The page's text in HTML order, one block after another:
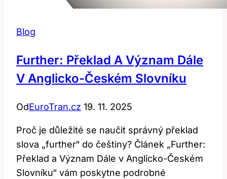
Blog
Further: Překlad A Význam Dále
V Anglicko-Českém Slovníku
OdEuroTran.cz 19. 11. 2025
Proč je důležité se naučit správný překlad
slova „further“ do češtiny? Článek „Further:
Překlad a Význam Dále v Anglicko-Českém
Slovníku“ vám poskytne podrobné